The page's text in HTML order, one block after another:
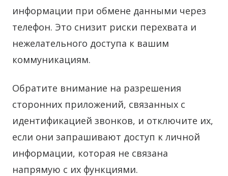
информации при обмене данными через
телефон. Это снизит риски перехвата и
нежелательного доступа к вашим
коммуникациям.
Обратите внимание на разрешения
сторонних приложений, связанных с
идентификацией звонков, и отключите их,
если они запрашивают доступ к личной
информации, которая не связана
напрямую с их функциями.